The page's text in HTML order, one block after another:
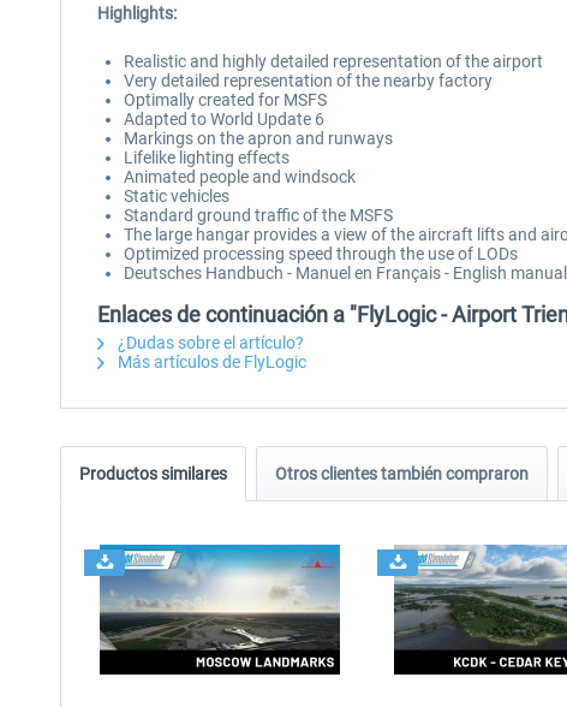
Highlights:
Realistic and highly detailed representation of the airport
Very detailed representation of the nearby factory
Optimally created for MSFS
Adapted to World Update 6
Markings on the apron and runways
Lifelike lighting effects
Animated people and windsock
Static vehicles
Standard ground traffic of the MSFS
The large hangar provides a view of the aircraft lifts and
Optimized processing speed through the use of LODs
Deutsches Handbuch - Manuel en Français - English manual
Enlaces de continuación a "FlyLogic - Airport
¿Dudas sobre el artículo?
Más artículos de FlyLogic
Productos similares Otros clientes también compraron